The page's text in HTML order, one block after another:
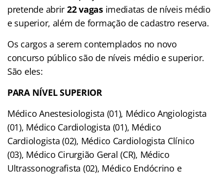
pretende abrir 22 vagasimediatas de níveis médio
e superior, além de formação de cadastro reserva.
Os cargos a serem contemplados no novo
concurso público são de níveis médio e superior.
São eles:
PARA NÍVEL SUPERIOR
Médico Anestesiologista (01), Médico Angiologista
(01), Médico Cardiologista (01), Médico
Cardiologista (02), Médico Cardiologista Clínico
(03), Médico Cirurgião Geral (CR), Médico
Ultrassonografista (02), Médico Endócrino e